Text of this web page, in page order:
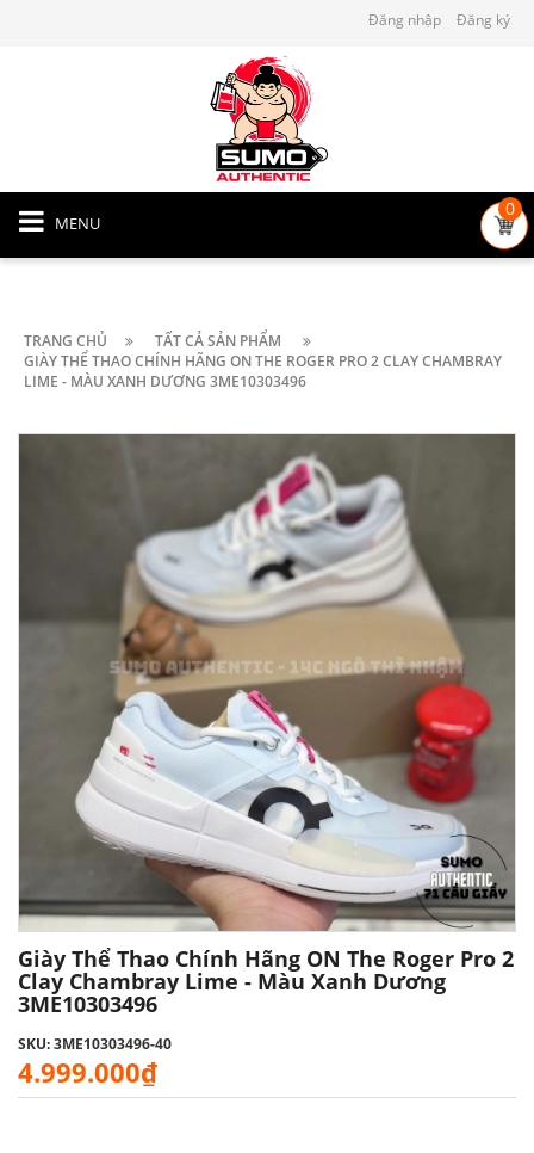
Đăng nhập Đăng ký
MENU
0
TRANG CHỦ
TẤT CẢ SẢN PHẨM
GIÀY THỂ THAO CHÍNH HÃNG ON THE ROGER PRO 2 CLAY CHAMBRAY
LIME - MÀU XANH DƯƠNG 3ME10303496
Giày Thể Thao Chính Hãng ON The Roger Pro 2
Clay Chambray Lime - Màu Xanh Dương
3ME10303496
SKU: 3ME10303496-40
4.999.000₫